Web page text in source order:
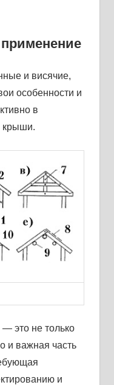
и висячие,
особенности и
в
крыши.
это не только
и важная часть
и